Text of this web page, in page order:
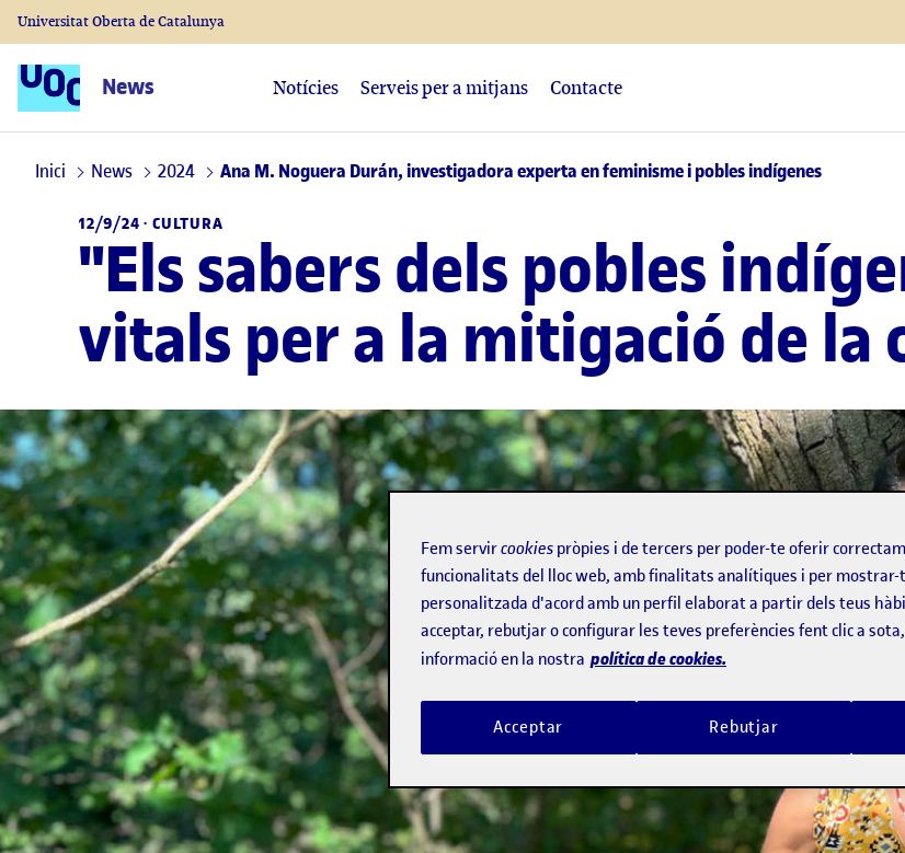
Universitat Oberta de Catalunya
News Notícies Serveis per a mitjans Contacte
Inici News 2024 Ana M. Noguera Durán, investigadora experta en feminisme i pobles indígenes
12/9/24 · CULTURA
"Els sabers dels pobles
vitals per a la mitigació de la
Fem servircookies pròpies i de tercers per poder-te oferir
funcionalitats del lloc web, amb finalitats analítiques i per
personalitzada d'acord amb un perfil elaborat a partir dels teus
acceptar, rebutjar o configurar les teves preferències fent clic a
informació en la nostra política de cookies.
Rebutjar
Acceptar